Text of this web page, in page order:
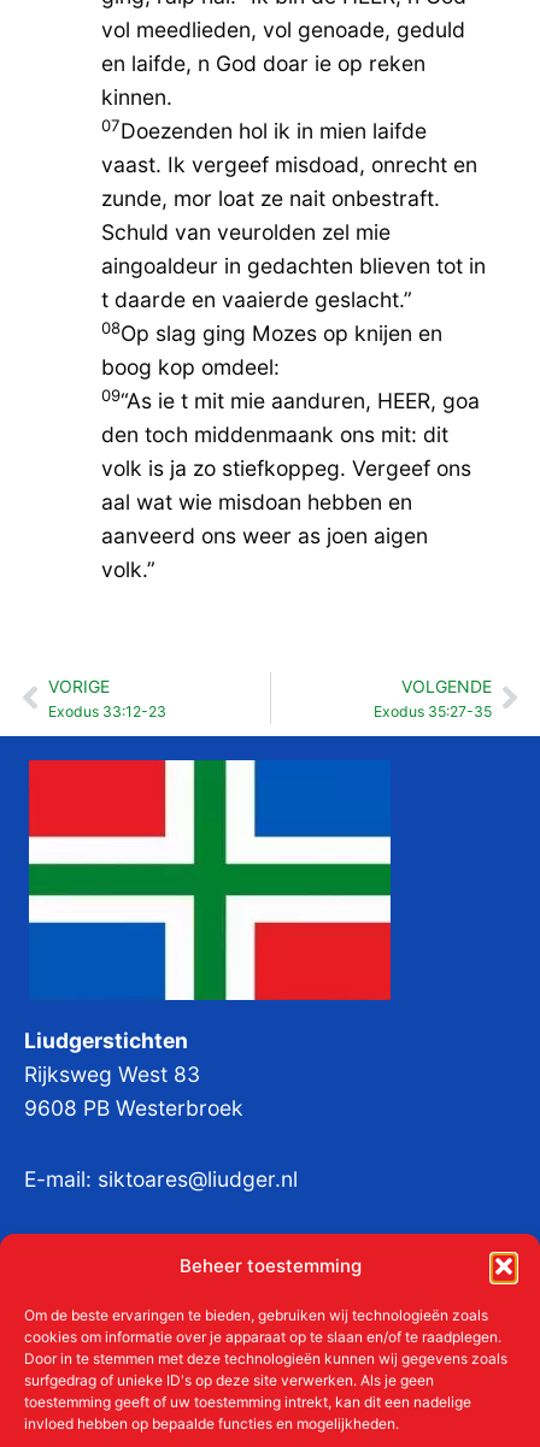
Beheer toestemming
Om de beste ervaringen te bieden, gebruiken wij technologieën zoals
cookies om informatie over je apparaat op te slaan en/of te raadplegen.
Door in te stemmen met deze technologieën kunnen wij gegevens zoals
surfgedrag of unieke ID's op deze site verwerken. Als je geen
toestemming geeft of uw toestemming intrekt, kan dit een nadelige
invloed hebben op bepaalde functies en mogelijkheden.
vol meedlieden, vol genoade, geduld
en laifde, n God doar ie op reken
kinnen.
07Doezenden hol ik in mien laifde
vaast. Ik vergeef misdoad, onrecht en
zunde, mor loat ze nait onbestraft.
Schuld van veurolden zel mie
aingoaldeur in gedachten blieven tot in
t daarde en vaaierde geslacht.”
08Op slag ging Mozes op knijen en
boog kop omdeel:
09“As ie t mit mie aanduren, HEER, goa
den toch middenmaank ons mit: dit
volk is ja zo stiefkoppeg. Vergeef ons
aal wat wie misdoan hebben en
aanveerd ons weer as joen aigen
volk.”
Vorige
VORIGE
Exodus 33:12-23
VOLGENDE
Exodus 35:27-35
Liudgerstichten
Rijksweg West 83
9608 PB Westerbroek
E-mail: siktoares@liudger.nl
KvKnr:41011712
Meer over de Liudgerstichten